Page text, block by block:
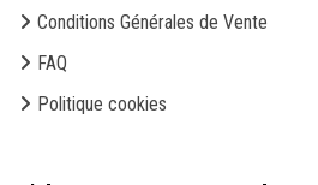
Conditions Générales de Vente
FAQ
Politique cookies